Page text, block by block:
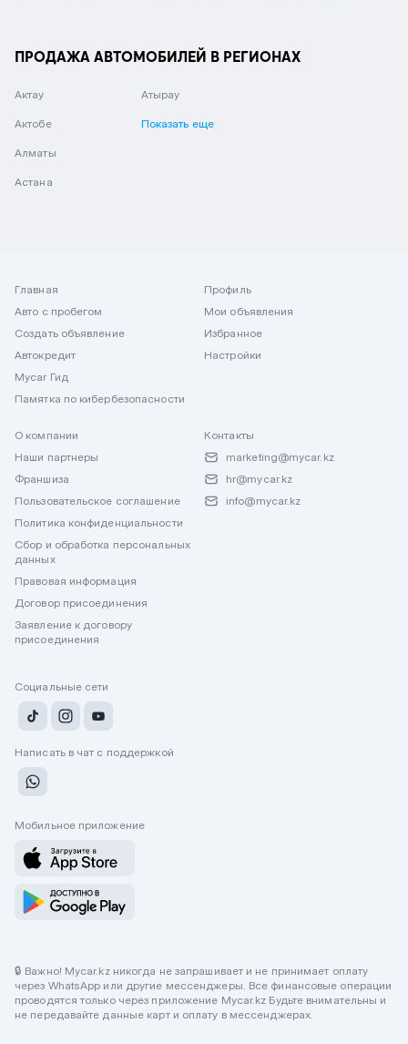
ПРОДАЖА АВТОМОБИЛЕЙ В РЕГИОНАХ
Актау
Актобе
Алматы
Астана
Атырау
Показать еще
Главная
Авто с пробегом
Создать объявление
Автокредит
Mycar Гид
Памятка по кибербезопасности
Профиль
Мои объявления
Избранное
Настройки
О компании
Наши партнеры
Франшиза
Пользовательское соглашение
Политика конфиденциальности
Сбор и обработка персональных
данных
Правовая информация
Договор присоединения
Заявление к договору
присоединения
Контакты
marketing@mycar.kz
hr@mycar.kz
info@mycar.kz
Социальные сети
Написать в чат с поддержкой
Мобильное приложение
🔒 Важно! Mycar.kz никогда не запрашивает и не принимает оплату
через WhatsApp или другие мессенджеры. Все финансовые операции
проводятся только через приложение Mycar.kz Будьте внимательны и
не передавайте данные карт и оплату в мессенджерах.